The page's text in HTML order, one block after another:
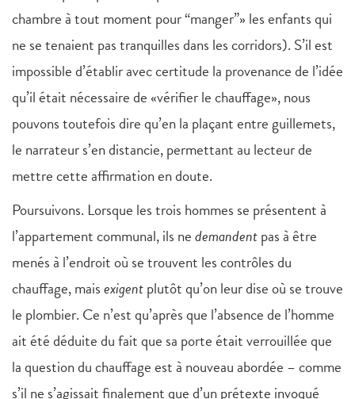
chambre à tout moment pour “manger”» les enfants qui
ne se tenaient pas tranquilles dans les corridors). S’il est
impossible d’établir avec certitude la provenance de l’idée
qu’il était nécessaire de «vérifier le chauffage», nous
pouvons toutefois dire qu’en la plaçant entre guillemets,
le narrateur s’en distancie, permettant au lecteur de
mettre cette affirmation en doute.
Poursuivons. Lorsque les trois hommes se présentent à
l’appartement communal, ils nedemandentpas à être
menés à l’endroit où se trouvent les contrôles du
chauffage, maisexigentplutôt qu’on leur dise où se trouve
le plombier. Ce n’est qu’après que l’absence de l’homme
ait été déduite du fait que sa porte était verrouillée que
la question du chauffage est à nouveau abordée – comme
s’il ne s’agissait finalement que d’un prétexte invoqué